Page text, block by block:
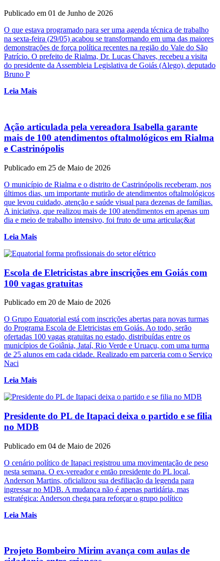
Publicado em 01 de Junho de 2026
O que estava programado para ser uma agenda técnica de trabalho
na sexta-feira (29/05) acabou se transformando em uma das maiores
demonstrações de força política recentes na região do Vale do São
Patrício. O prefeito de Rialma, Dr. Lucas Chaves, recebeu a visita
do presidente da Assembleia Legislativa de Goiás (Alego), deputado
Bruno P
Leia Mais
Ação articulada pela vereadora Isabella garante
mais de 100 atendimentos oftalmológicos em Rialma
e Castrinópolis
Publicado em 25 de Maio de 2026
O município de Rialma e o distrito de Castrinópolis receberam, nos
últimos dias, um importante mutirão de atendimentos oftalmológicos
que levou cuidado, atenção e saúde visual para dezenas de famílias.
A iniciativa, que realizou mais de 100 atendimentos em apenas um
dia e meio de trabalho intensivo, foi fruto de uma articulaç&at
Leia Mais
Escola de Eletricistas abre inscrições em Goiás com
100 vagas gratuitas
Publicado em 20 de Maio de 2026
O Grupo Equatorial está com inscrições abertas para novas turmas
do Programa Escola de Eletricistas em Goiás. Ao todo, serão
ofertadas 100 vagas gratuitas no estado, distribuídas entre os
municípios de Goiânia, Jataí, Rio Verde e Uruaçu, com uma turma
de 25 alunos em cada cidade. Realizado em parceria com o Serviço
Naci
Leia Mais
Presidente do PL de Itapaci deixa o partido e se filia
no MDB
Publicado em 04 de Maio de 2026
O cenário político de Itapaci registrou uma movimentação de peso
nesta semana. O ex-vereador e então presidente do PL local,
Anderson Martins, oficializou sua desfiliação da legenda para
ingressar no MDB. A mudança não é apenas partidária, mas
estratégica: Anderson chega para reforçar o grupo político
Leia Mais
Projeto Bombeiro Mirim avança com aulas de